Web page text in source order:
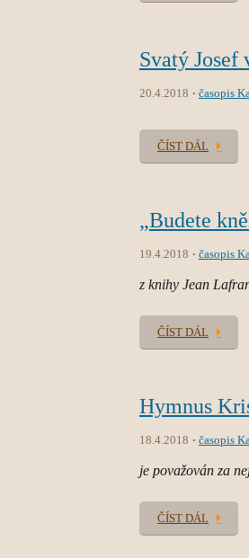
Svatý Josef
20.4.2018 časopis
ČÍST DÁL
„Budete
19.4.2018 časopis
z knihy Jean
ČÍST DÁL
Hymnus
18.4.2018 časopis
je považován za
ČÍST DÁL